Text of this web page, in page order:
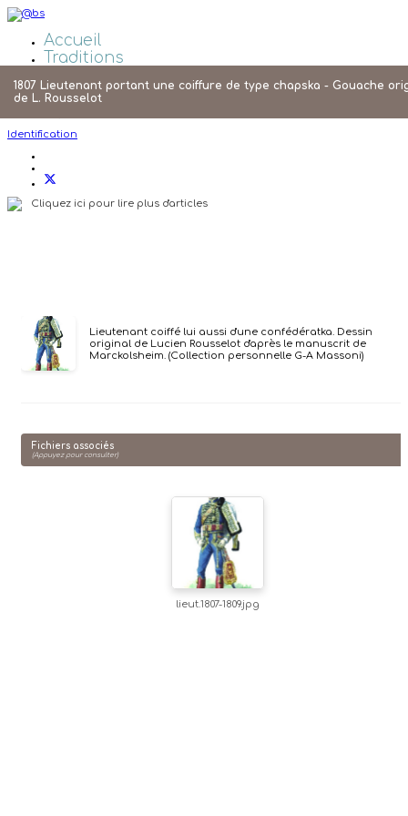
Accueil
Traditions
Liens
Identification
Cliquez ici pour lire plus d'articles
1807 Lieutenant portant une coiffure de type chapska - Gouache
de L. Rousselot
Lieutenant coiffé lui aussi d'une confédératka. Dessin
original de Lucien Rousselot d'après le manuscrit de
Marckolsheim. (Collection personnelle G-A Massoni)
Fichiers associés
(Appuyez pour consulter)
lieut.1807-1809.jpg